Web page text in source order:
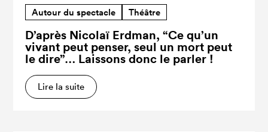
Autour du spectacle Théâtre
D’après Nicolaï Erdman, “Ce qu’un
vivant peut penser, seul un mort peut
le dire”… Laissons donc le parler !
Lire la suite